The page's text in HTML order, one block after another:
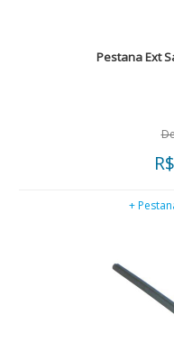
Pestana Ext
R$
+